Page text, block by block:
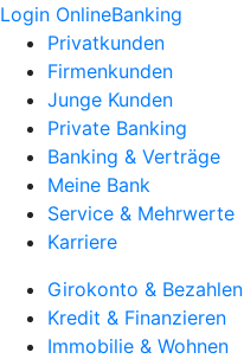
Login OnlineBanking
Privatkunden
Firmenkunden
Junge Kunden
Private Banking
Banking & Verträge
Meine Bank
Service & Mehrwerte
Karriere
Girokonto & Bezahlen
Kredit & Finanzieren
Immobilie & Wohnen